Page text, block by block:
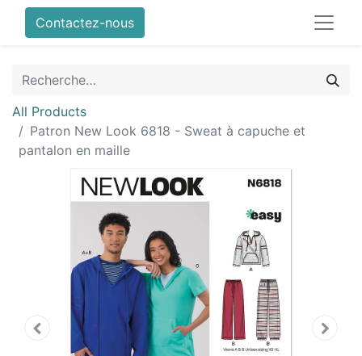
Contactez-nous
All Products
Patron New Look 6818 - Sweat à capuche et
pantalon en maille